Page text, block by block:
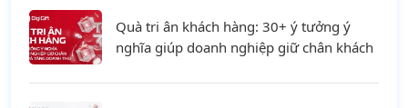
Quà tri ân khách hàng: 30+ ý tưởng ý
nghĩa giúp doanh nghiệp giữ chân khách